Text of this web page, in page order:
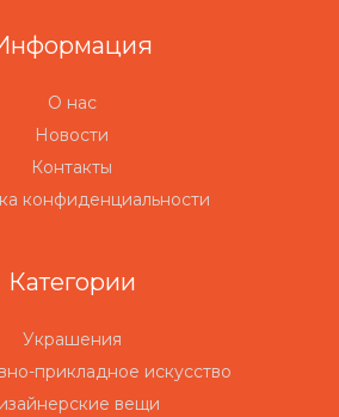
О нас
Новости
Контакты
конфиденциальности
Категории
Украшения
прикладное искусство
вещи